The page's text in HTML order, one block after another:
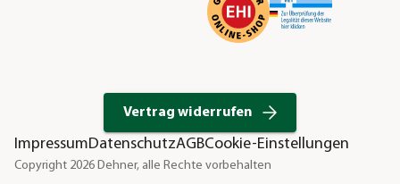
Vertrag widerrufen
ImpressumDatenschutzAGBCookie-Einstellungen
Copyright 2026 Dehner, alle Rechte vorbehalten